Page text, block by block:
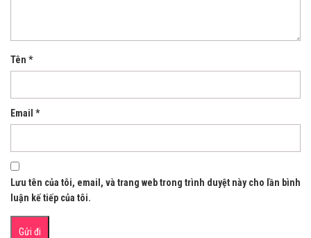
Tên *
Email *
Lưu tên của tôi, email, và trang web trong trình duyệt này cho lần bình
luận kế tiếp của tôi.